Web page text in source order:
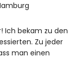
Ich bekam zu den
Zu jeder
man einen